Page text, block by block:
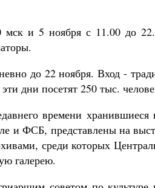
и 5 ноября с 11.00 до
до 22 ноября. Вход -
дни посетят 250 тыс.
времени
и ФСБ, представлены на
среди которых
галерею.